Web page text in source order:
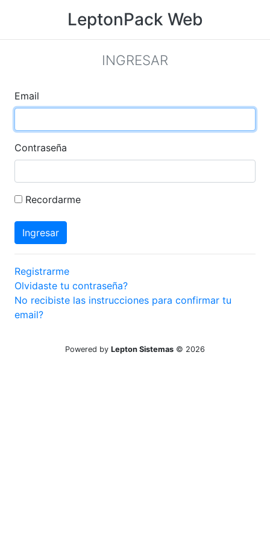
LeptonPack Web
INGRESAR
Email
Contraseña
Recordarme
Registrarme
Olvidaste tu contraseña?
No recibiste las instrucciones para confirmar tu
email?
Powered by Lepton Sistemas © 2026